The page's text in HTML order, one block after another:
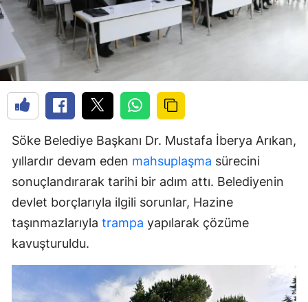
Söke Belediye Başkanı Dr. Mustafa İberya Arıkan,
yıllardır devam eden mahsuplaşma sürecini
sonuçlandırarak tarihi bir adım attı. Belediyenin
devlet borçlarıyla ilgili sorunlar, Hazine
taşınmazlarıyla trampa yapılarak çözüme
kavuşturuldu.